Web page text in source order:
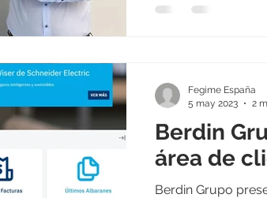
Berdin
área de
Berdin Grupo
Fegime España
5 may 2023
2